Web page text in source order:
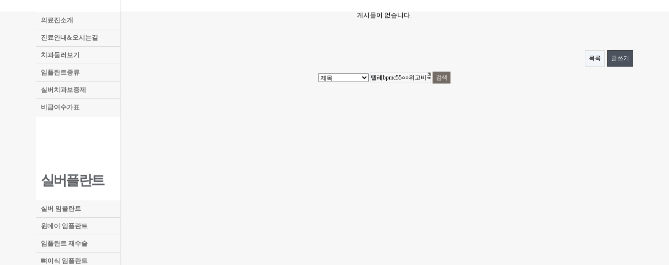
의료진소개
진료안내&오시는길
치과둘러보기
임플란트종류
실버치과보증제
비급여수가표
실버플란트
실버 임플란트
원데이 임플란트
임플란트 재수술
뼈이식 임플란트
게시물이 없습니다.
목록 글쓰기